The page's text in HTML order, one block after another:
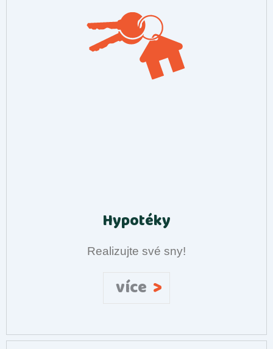
Hypotéky
Realizujte své sny!
více >